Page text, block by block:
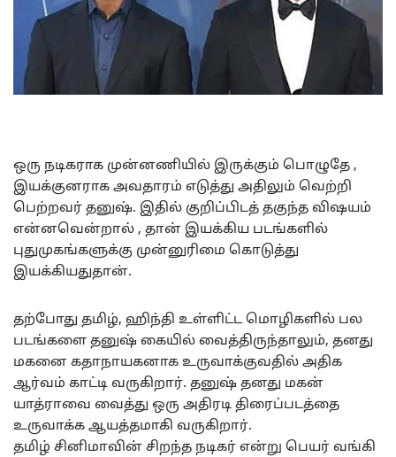
ஒரு நடிகராக முன்னணியில் இருக்கும் பொழுதே ,
இயக்குனராக அவதாரம் எடுத்து அதிலும் வெற்றி
பெற்றவர் தனுஷ். இதில் குறிப்பிடத் தகுந்த விஷயம்
என்னவென்றால் , தான் இயக்கிய படங்களில்
புதுமுகங்களுக்கு முன்னுரிமை கொடுத்து
இயக்கியதுதான்.
தற்போது தமிழ், ஹிந்தி உள்ளிட்ட மொழிகளில் பல
படங்களை தனுஷ் கையில் வைத்திருந்தாலும், தனது
மகனை கதாநாயகனாக உருவாக்குவதில் அதிக
ஆர்வம் காட்டி வருகிறார். தனுஷ் தனது மகன்
யாத்ராவை வைத்து ஒரு அதிரடி திரைப்படத்தை
உருவாக்க ஆயத்தமாகி வருகிறார்.
தமிழ் சினிமாவின் சிறந்த நடிகர் என்று பெயர் வங்கி